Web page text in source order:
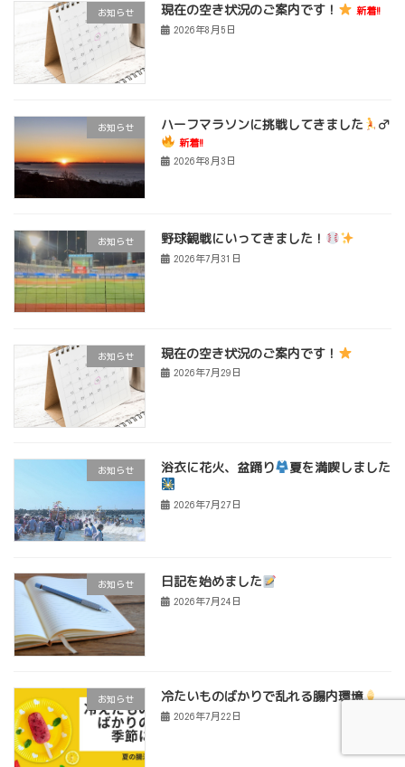
お知らせ 現在の空き状況のご案内です！ 新着!!
2026年8月5日
お知らせ ハーフマラソンに挑戦してきました ‍♂
新着!!
2026年8月3日
お知らせ 野球観戦にいってきました！
2026年7月31日
お知らせ 現在の空き状況のご案内です！
2026年7月29日
お知らせ 浴衣に花火、盆踊り 夏を満喫しました
2026年7月27日
お知らせ 日記を始めました
2026年7月24日
お知らせ 冷たいものばかりで乱れる腸内環境
2026年7月22日